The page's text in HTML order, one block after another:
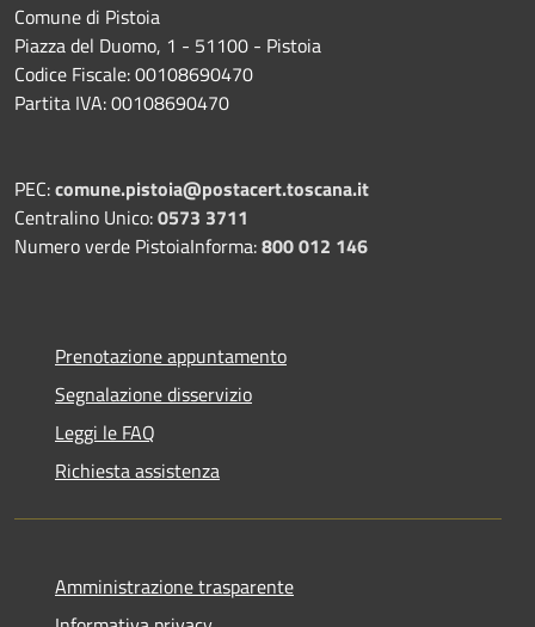
Comune di Pistoia
Piazza del Duomo, 1 - 51100 - Pistoia
Codice Fiscale: 00108690470
Partita IVA: 00108690470
PEC:comune.pistoia@postacert.toscana.it
Centralino Unico:0573 3711
Numero verde PistoiaInforma:800 012 146
Prenotazione appuntamento
Segnalazione disservizio
Leggi le FAQ
Richiesta assistenza
Amministrazione trasparente